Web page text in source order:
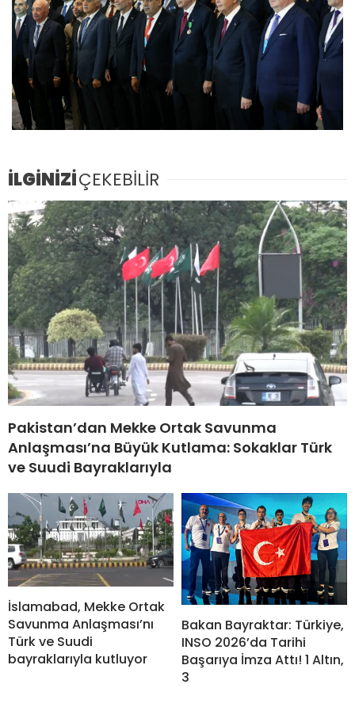
İLGİNİZİÇEKEBİLİR
Pakistan’dan Mekke Ortak Savunma
Anlaşması’na Büyük Kutlama: Sokaklar Türk
ve Suudi Bayraklarıyla
İslamabad, Mekke Ortak
Savunma Anlaşması’nı
Türk ve Suudi
bayraklarıyla kutluyor
Bakan Bayraktar: Türkiye,
INSO 2026’da Tarihi
Başarıya İmza Attı! 1 Altın,
3